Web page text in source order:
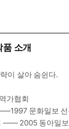
품 소개
이 살아 숨쉰다.
가협회
문화일보 선
―― 2005 동아일